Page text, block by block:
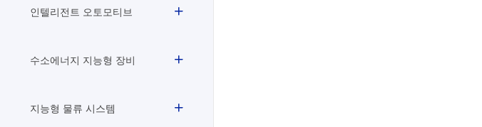
인텔리전트 오토모티브
수소에너지 지능형 장비
지능형 물류 시스템